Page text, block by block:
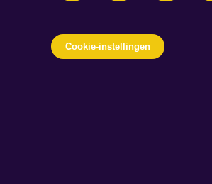
Cookie-instellingen